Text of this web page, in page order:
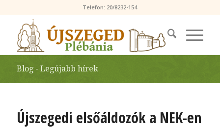
Telefon: 20/8232-154
Blog - Legújabb hírek
Újszegedi elsőáldozók a NEK-en